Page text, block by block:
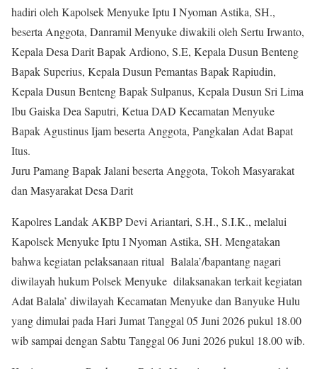
hadiri oleh Kapolsek Menyuke Iptu I Nyoman Astika, SH.,
beserta Anggota, Danramil Menyuke diwakili oleh Sertu Irwanto,
Kepala Desa Darit Bapak Ardiono, S.E, Kepala Dusun Benteng
Bapak Superius, Kepala Dusun Pemantas Bapak Rapiudin,
Kepala Dusun Benteng Bapak Sulpanus, Kepala Dusun Sri Lima
Ibu Gaiska Dea Saputri, Ketua DAD Kecamatan Menyuke
Bapak Agustinus Ijam beserta Anggota, Pangkalan Adat Bapat
Itus.
Juru Pamang Bapak Jalani beserta Anggota, Tokoh Masyarakat
dan Masyarakat Desa Darit
Kapolres Landak AKBP Devi Ariantari, S.H., S.I.K., melalui
Kapolsek Menyuke Iptu I Nyoman Astika, SH. Mengatakan
bahwa kegiatan pelaksanaan ritual Balala’/bapantang nagari
diwilayah hukum Polsek Menyuke dilaksanakan terkait kegiatan
Adat Balala’ diwilayah Kecamatan Menyuke dan Banyuke Hulu
yang dimulai pada Hari Jumat Tanggal 05 Juni 2026 pukul 18.00
wib sampai dengan Sabtu Tanggal 06 Juni 2026 pukul 18.00 wib.